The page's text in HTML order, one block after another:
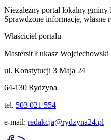
Niezależny portal lokalny gminy
Sprawdzone informacje, własne
Właściciel portalu
Mastersit Łukasz Wojciechowski
ul. Konstytucji 3 Maja 24
64-130 Rydzyna
tel. 503 021 554
e-mail: redakcja@rydzyna24.pl